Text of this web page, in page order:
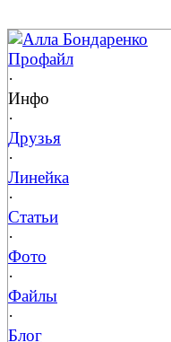
Алла Бондаренко
Профайл
·
Инфо
·
Друзья
·
Линейка
·
Статьи
·
Фото
·
Файлы
·
Блог